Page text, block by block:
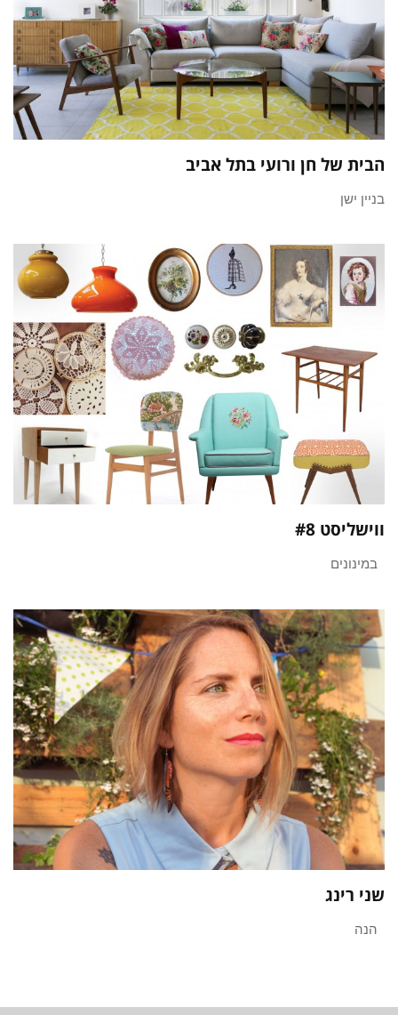
הבית של חן ורועי בתל אביב
בניין ישן
ווישליסט #8
במינונים
שני רינג
הנה